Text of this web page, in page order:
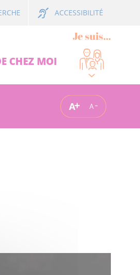
ACCESSIBILITÉ
CHEZ MOI
Je suis...
A A